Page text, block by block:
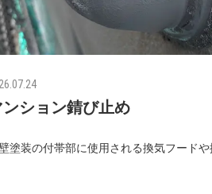
ンション錆び止め
塗装の付帯部に使用される換気フードや